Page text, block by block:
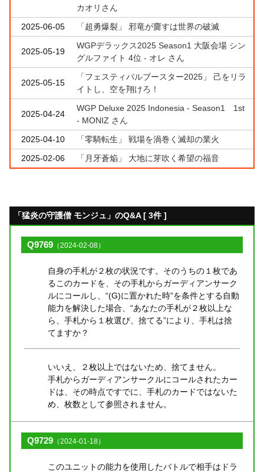
カオリさん
2025-06-05
「超勇爆裂」 邪竜が齎すは世界の破滅
2025-05-19
WGPデラックス2025 Season1 大阪会場 シン
グルファイト 4位 - オレ さん
2025-05-15
「フェスティバルブースター2025」 己をリラ
イトし、空を翔けろ！
2025-04-24
WGP Deluxe 2025 Indonesia - Season1 1st
- MONIZ さん
2025-04-10
「零騎転生」 戦場を渦巻く滅却の業火
2025-02-06
「月牙蒼焔」 大地に芽吹く希望の福音
「猛炎の守護僧 モンジュ」のQ&A [ 3件 ]
Q9769 （2024-02-08）
自身の手札が２枚の状況です。そのうちの１枚であ
るこのカードを、その手札からガーディアンサーク
ルにコールし、“(G)に置かれた時”を条件とする自動
能力を解決した場合、“あなたの手札が２枚以上な
ら、手札から１枚選び、捨てる”により、手札は捨
てますか？
いいえ、２枚以上ではないため、捨てません。
手札からガーディアンサークルにコールされたカー
ドは、その時点ですでに、手札のカードではないた
め、枚数として参照されません。
Q9729 （2024-01-18）
このユニットの能力を使用したバトルで相手はドラ